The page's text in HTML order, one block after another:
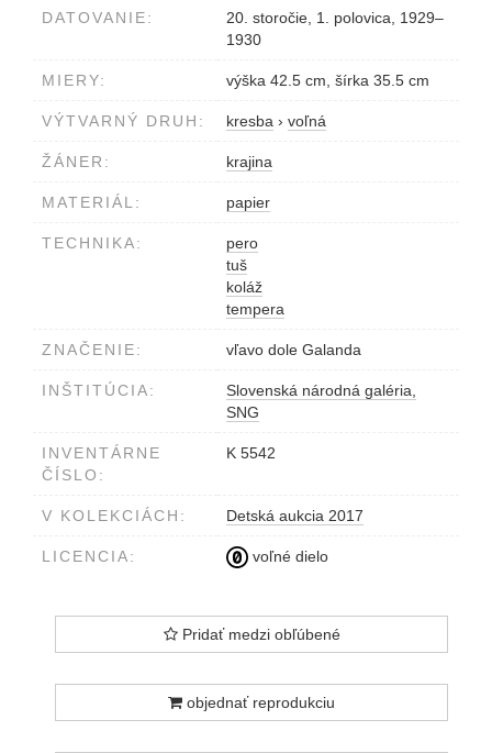
DATOVANIE:
20. storočie, 1. polovica, 1929–
1930
MIERY: výška 42.5 cm, šírka 35.5 cm
VÝTVARNÝ DRUH: kresba › voľná
ŽÁNER: krajina
MATERIÁL: papier
TECHNIKA:
pero
tuš
koláž
tempera
ZNAČENIE: vľavo dole Galanda
INŠTITÚCIA:
Slovenská národná galéria,
SNG
INVENTÁRNE
ČÍSLO:
K 5542
V KOLEKCIÁCH: Detská aukcia 2017
LICENCIA: voľné dielo
Pridať medzi obľúbené
objednať reprodukciu